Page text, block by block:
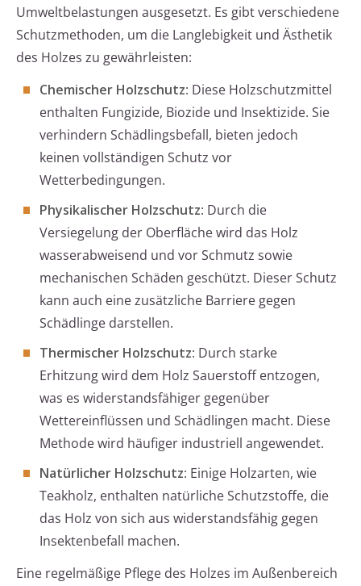
Umweltbelastungen ausgesetzt. Es gibt verschiedene
Schutzmethoden, um die Langlebigkeit und Ästhetik
des Holzes zu gewährleisten:
Chemischer Holzschutz: Diese Holzschutzmittel
enthalten Fungizide, Biozide und Insektizide. Sie
verhindern Schädlingsbefall, bieten jedoch
keinen vollständigen Schutz vor
Wetterbedingungen.
Physikalischer Holzschutz: Durch die
Versiegelung der Oberfläche wird das Holz
wasserabweisend und vor Schmutz sowie
mechanischen Schäden geschützt. Dieser Schutz
kann auch eine zusätzliche Barriere gegen
Schädlinge darstellen.
Thermischer Holzschutz: Durch starke
Erhitzung wird dem Holz Sauerstoff entzogen,
was es widerstandsfähiger gegenüber
Wettereinflüssen und Schädlingen macht. Diese
Methode wird häufiger industriell angewendet.
Natürlicher Holzschutz: Einige Holzarten, wie
Teakholz, enthalten natürliche Schutzstoffe, die
das Holz von sich aus widerstandsfähig gegen
Insektenbefall machen.
Eine regelmäßige Pflege des Holzes im Außenbereich